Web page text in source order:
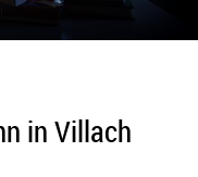
in Villach